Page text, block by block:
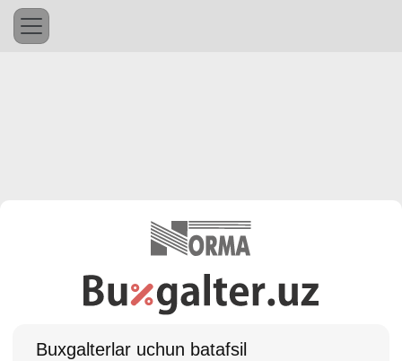
Buхgalterlar uchun batafsil